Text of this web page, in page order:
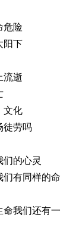
危险
阳下
流逝
文化
徒劳吗
的心灵
有同样的命
我们还有一